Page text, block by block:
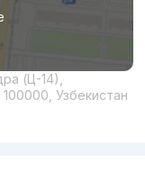
(Ц-14),
Узбекистан